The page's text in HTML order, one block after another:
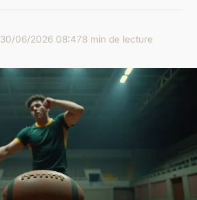
30/06/2026 08:478 min de lecture